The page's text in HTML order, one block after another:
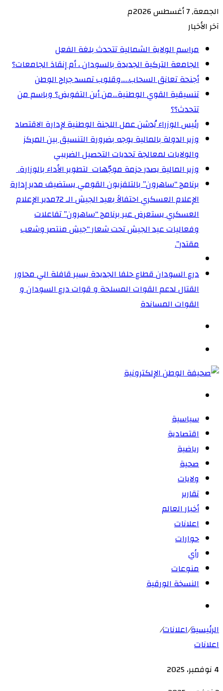
الجمعة, 7 أغسطس 2026م
آخر الأخبار
مراسم الولاية الشمالية تتحدث بلغة الفعل
الجامعة التركية الجديدة بالسودان ، أم إنقاذ الجامعات؟
أجنحة تعانق السحاب…..وقلوب تمسد جراح الوطن
تنسيقية القوي الوطنية…من أين التفويض؟ وباسم من
تتحدث؟؟
رئيس الوزراء يُدشن عمل اللجنة الوطنية لإدارة الاقتصاد
وزير الدولة بالمالية يوجه بضرورة التنسيق بين المركز
والولايات لمعالجة تحديات التحصيل الضريبي‏
وزير المالية يصدر حزمة موجّهات لتطوير الأداء بالوزارة. ‏
برنامج “ساهرون” بالتلفزيون القومي يستضيف مدير إدارة
الإعلام العسكري احتفالاً بعيد الجيش الـ 72‏مدير الإعلام
العسكري يستعرض عبر برنامج “ساهرون” تفاعلات
وفعاليات عيد الجيش تحت شعار “جيش منتصر وشعب
مقتدر”.
درع السودان قطاع حلفا الجديدة يسير قافلة الي محاور
القتال لدعم القوات المسلحة و قوات درع السودان و
القوات المساندة
سياسية
اقتصادية
رياضية
صحية
ولايات
تقارير
أخبار العالم
اعلانات
حوارات
رأي
منوعات
النسخة الورقية
الرئيسية/اعلانات/
اعلانات
4 نوفمبر، 2025